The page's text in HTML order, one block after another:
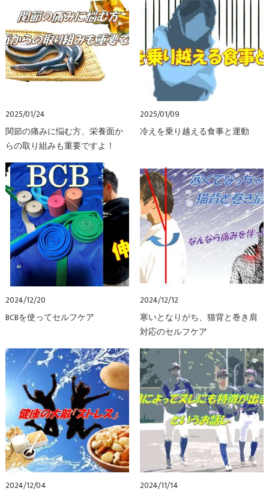
2025/01/24
関節の痛みに悩む方、栄養面か
らの取り組みも重要ですよ！
2025/01/09
冷えを乗り越える食事と運動
2024/12/20
BCBを使ってセルフケア
2024/12/12
寒いとなりがち、猫背と巻き肩
対応のセルフケア
2024/12/04
2024/11/14